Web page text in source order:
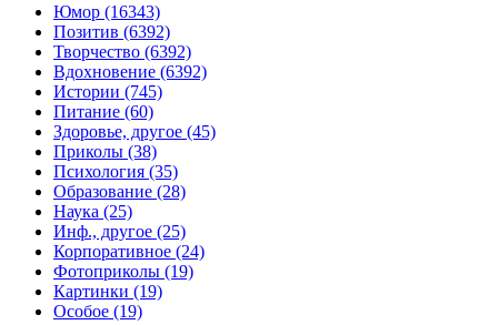
Юмор (16343)
Позитив (6392)
Творчество (6392)
Вдохновение (6392)
Истории (745)
Питание (60)
Здоровье, другое (45)
Приколы (38)
Психология (35)
Образование (28)
Наука (25)
Инф., другое (25)
Корпоративное (24)
Фотоприколы (19)
Картинки (19)
Особое (19)